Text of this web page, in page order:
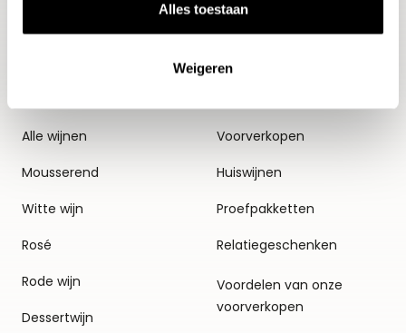
Alles toestaan
Weigeren
Alle wijnen
Mousserend
Witte wijn
Rosé
Rode wijn
Dessertwijn
Thema's
Voorverkopen
Huiswijnen
Proefpakketten
Relatiegeschenken
Voordelen van onze
voorverkopen